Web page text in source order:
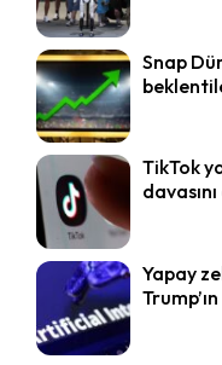
Snap
TikTok
Yapay